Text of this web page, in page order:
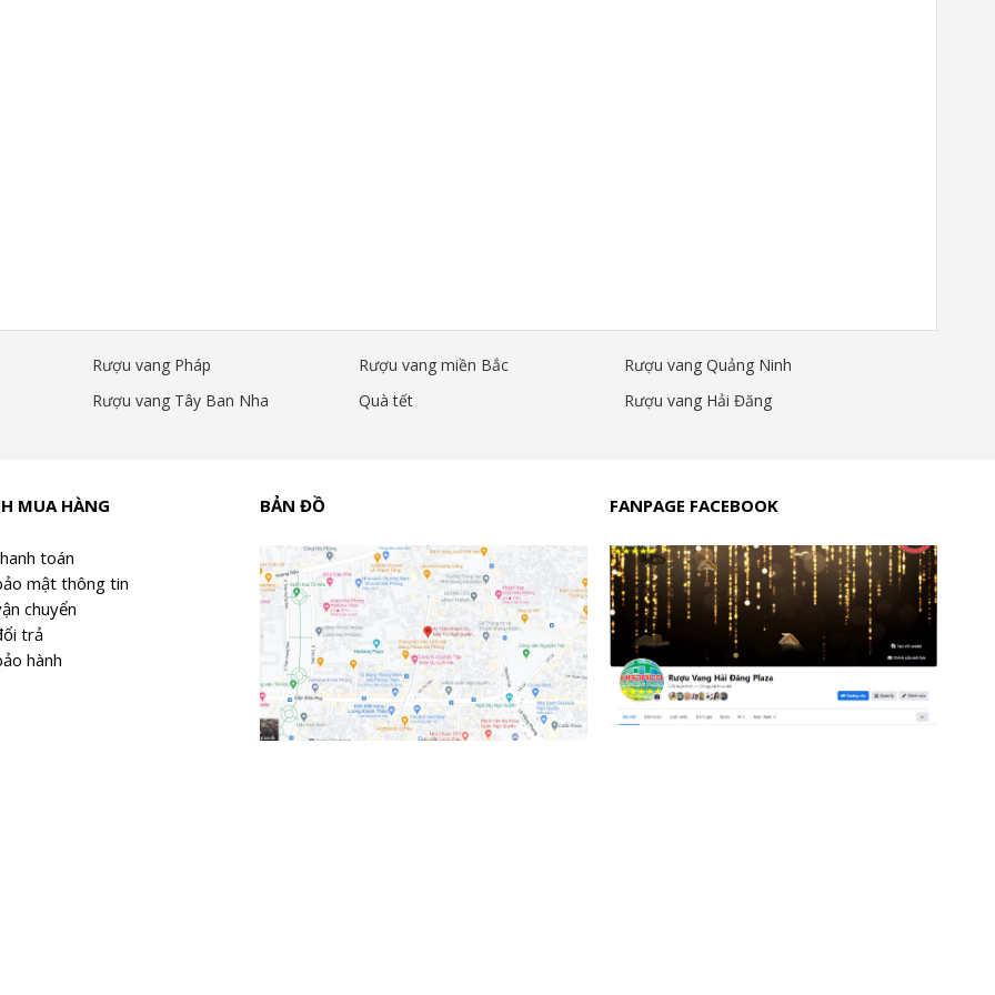
Hải Phòng ở đâu uy tín, chất lượng, giá tốt nhất?
Quyền, TP Hải Phòng.
14.5% - Thập tự bạc
- Rượu Vang Ý Kim Cương Đen
Ý
Rượu vang Pháp Rượu vang miền Bắc
Rượu vang Quảng Ninh
Rượu vang Tây Ban Nha Quà tết
Rượu vang Hải Đăng
MUA HÀNG
toán
mật thông tin
chuyển
trả
hành
BẢN ĐỒ FANPAGE FACEBOOK